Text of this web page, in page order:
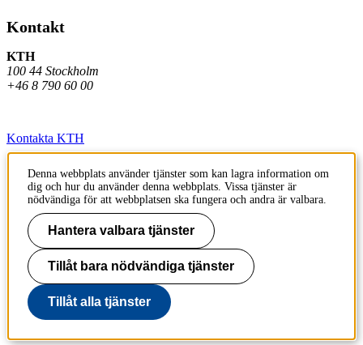
Kontakt
KTH
100 44 Stockholm
+46 8 790 60 00
Kontakta KTH
Jobba på KTH
Press och media
Faktura och betalning KTH
Om KTH:s webbplatser
Tillgänglighetsredogörelse
Denna webbplats använder tjänster som kan lagra information om
dig och hur du använder denna webbplats. Vissa tjänster är
nödvändiga för att webbplatsen ska fungera och andra är valbara.
Hantera valbara tjänster
Tillåt bara nödvändiga tjänster
Tillåt alla tjänster